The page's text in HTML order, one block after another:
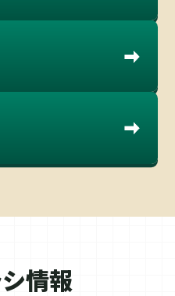
情報